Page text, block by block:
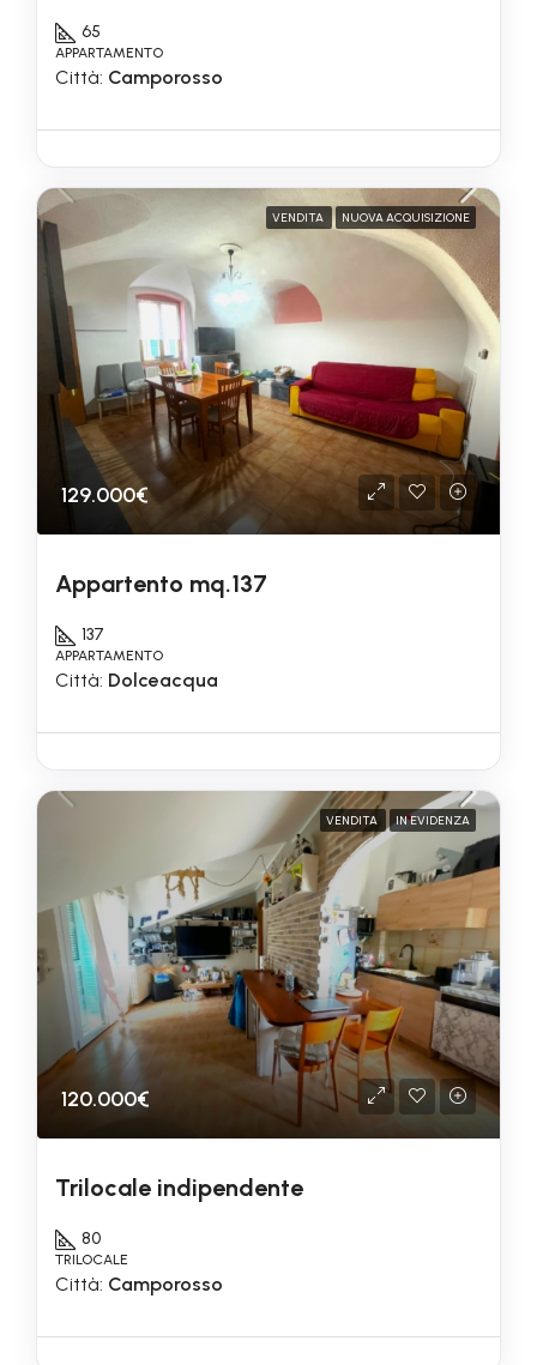
65
APPARTAMENTO
Città: Camporosso
VENDITA NUOVA ACQUISIZIONE
129.000€
Appartento mq.137
137
APPARTAMENTO
Città: Dolceacqua
VENDITA IN EVIDENZA
120.000€
Trilocale indipendente
80
TRILOCALE
Città: Camporosso